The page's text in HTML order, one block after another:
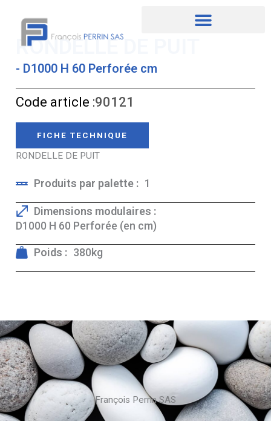
contenuRONDELLE DE PUIT
- D1000 H 60 Perforée cm
Code article :90121
FICHE TECHNIQUE
RONDELLE DE PUIT
Produits par palette : 1
Dimensions modulaires :
D1000 H 60 Perforée (en cm)
Poids : 380kg
François Perrin SAS